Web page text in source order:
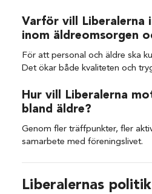
Varför vill Liberalerna
inom äldreomsorgen
För att personal och äldre ska
Det ökar både kvaliteten och
Hur vill Liberalerna
bland äldre?
Genom fler träffpunkter, fler
samarbete med föreningslivet.
Liberalernas